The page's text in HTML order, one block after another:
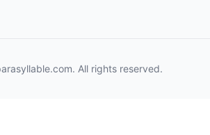
All rights reserved.